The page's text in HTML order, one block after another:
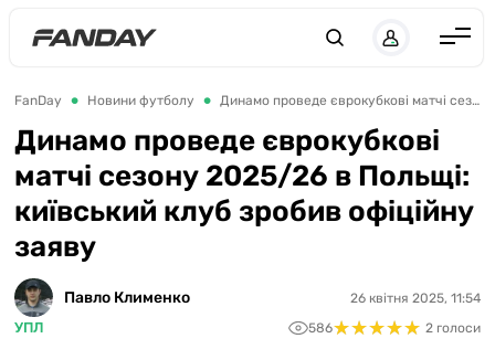
Іспанія
Німеччина
Італія
ЛЧ
FanDay Новини футболу Динамо проведе єврокубкові матчі сезону 2025/26 в Польщі: київський клуб зробив офіційну заяву
Динамо проведе єврокубкові
матчі сезону 2025/26 в Польщі:
київський клуб зробив офіційну
заяву
Павло Клименко
УПЛ
26 квітня 2025, 11:54
586★★★★★
★★★★★ 2 голоси